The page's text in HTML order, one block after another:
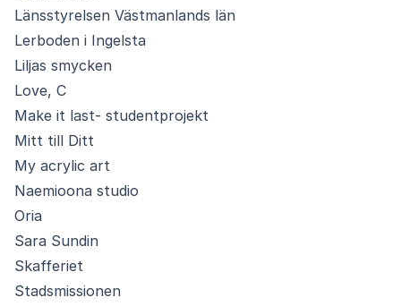
Länsstyrelsen Västmanlands län
Lerboden i Ingelsta
Liljas smycken
Love, C
Make it last- studentprojekt
Mitt till Ditt
My acrylic art
Naemioona studio
Oria
Sara Sundin
Skafferiet
Stadsmissionen